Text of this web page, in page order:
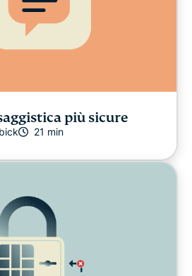
più sicure
21 min